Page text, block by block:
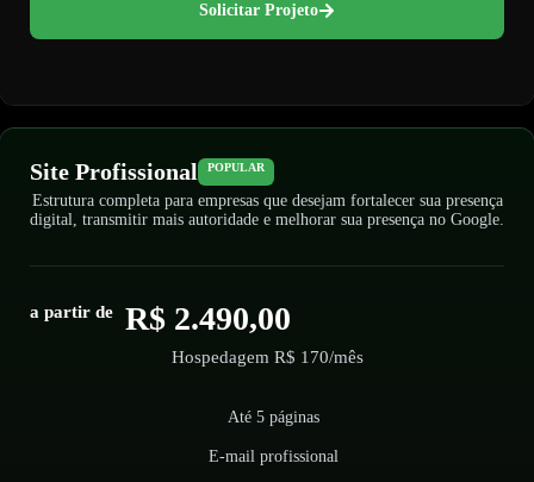
Solicitar Projeto
Site Profissional POPULAR
Estrutura completa para empresas que desejam fortalecer sua presença
digital, transmitir mais autoridade e melhorar sua presença no Google.
a partir de R$ 2.490,00
Hospedagem R$ 170/mês
Até 5 páginas
E-mail profissional